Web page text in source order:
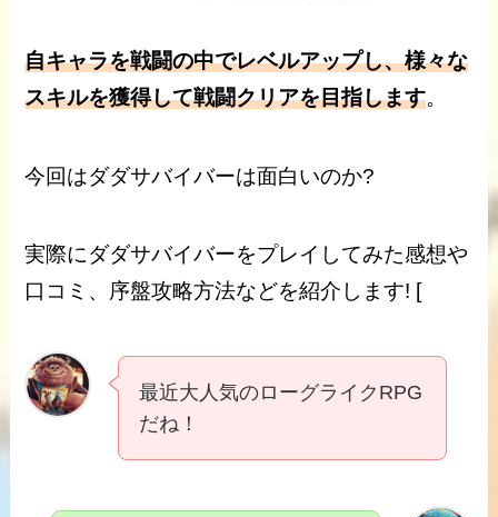
自キャラを戦闘の中でレベルアップし、様々な
スキルを獲得して戦闘クリアを目指します。
今回はダダサバイバーは面白いのか?
実際にダダサバイバーをプレイしてみた感想や
口コミ、 序盤攻略方法などを紹介します! [
最近大人気のローグライクRPG
だね！